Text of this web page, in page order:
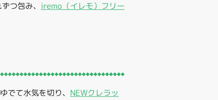
つ包み、 iremo（イレモ）フリー
でて水気を切り、 NEWクレラッ